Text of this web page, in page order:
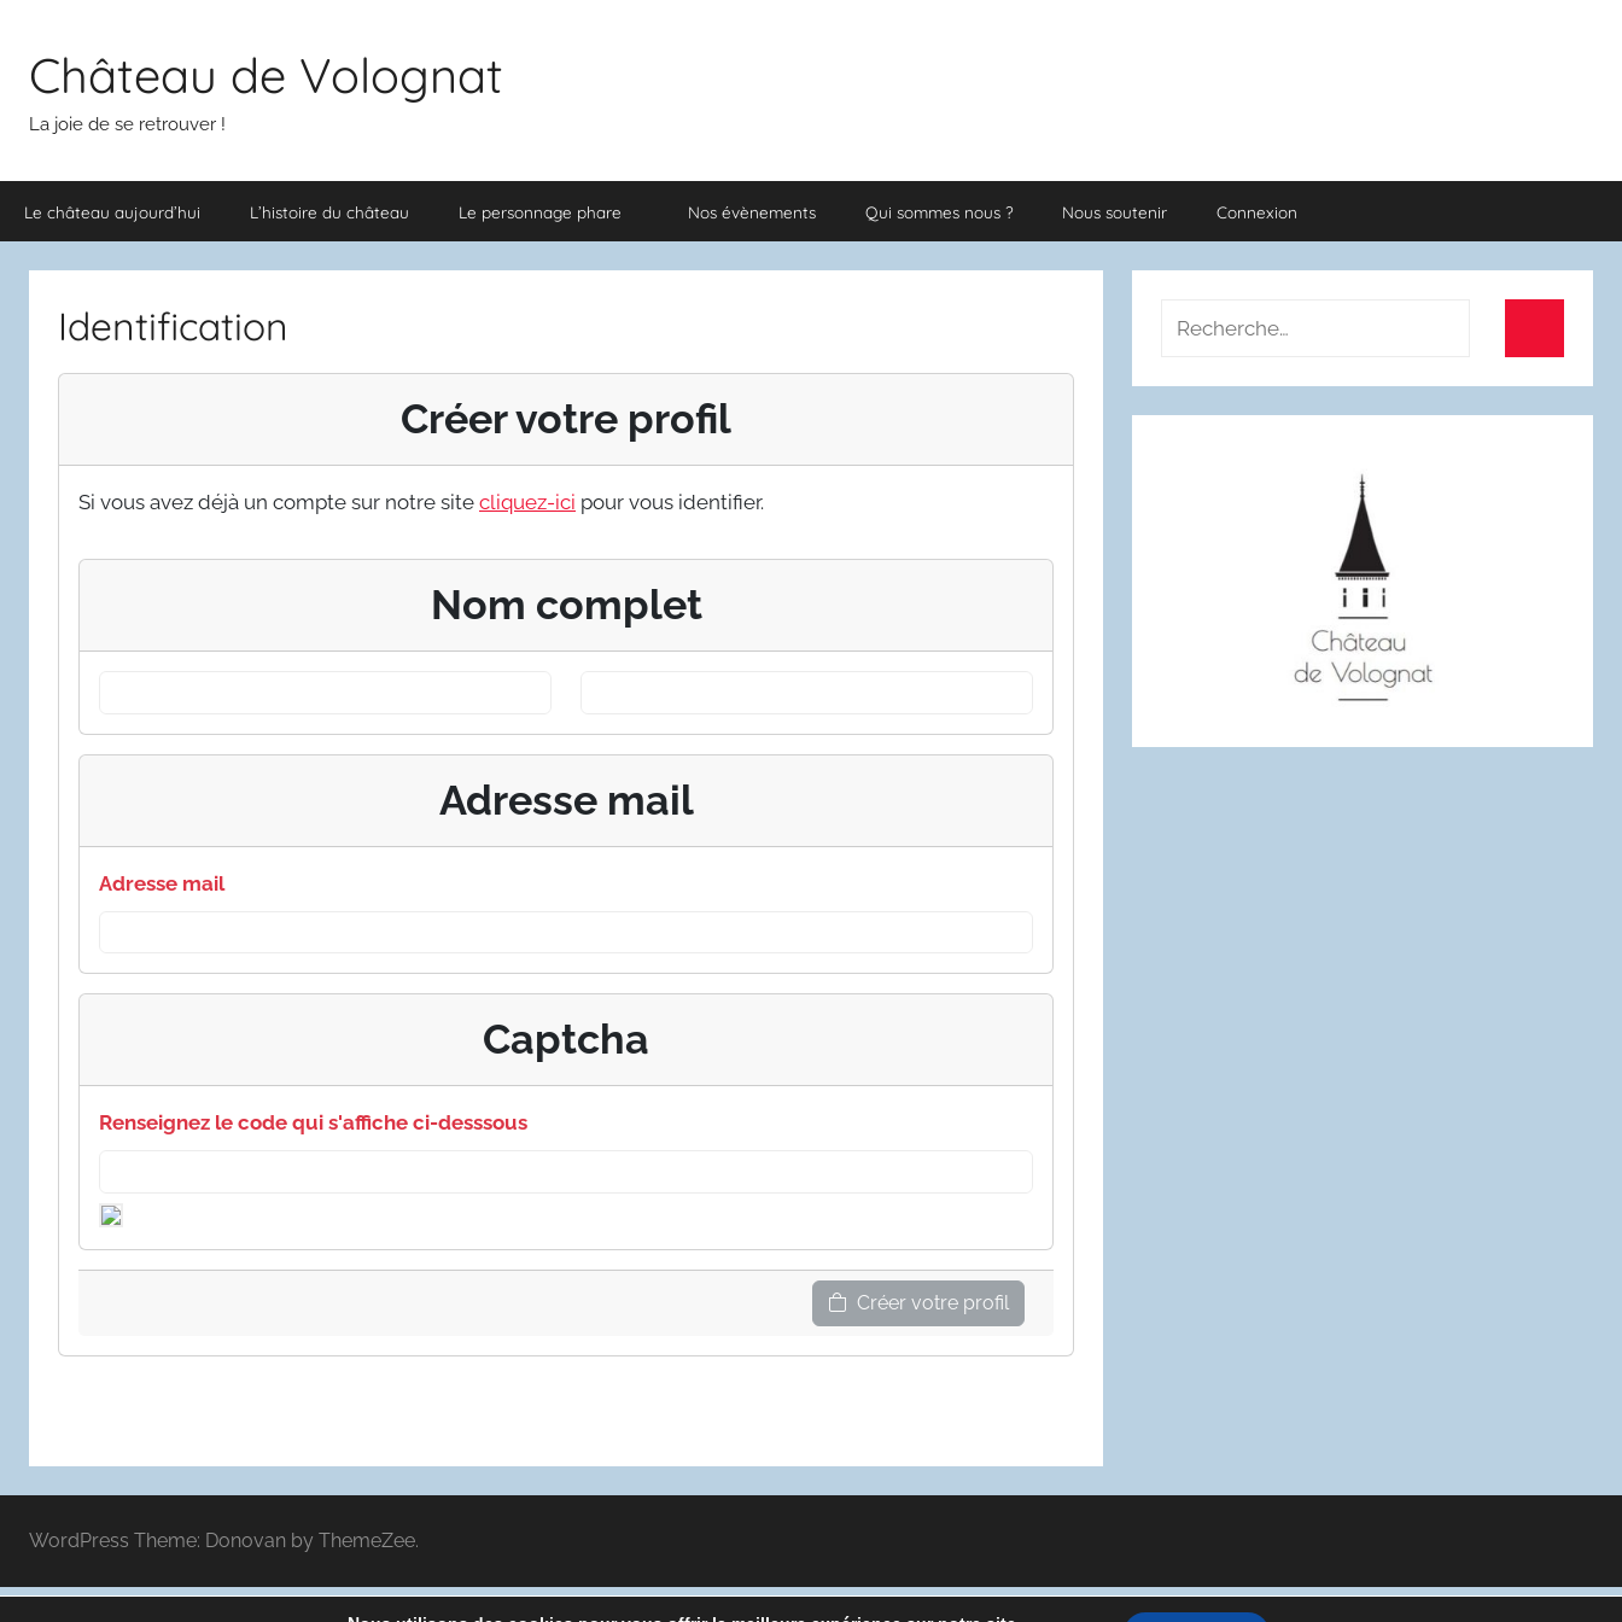
contenuChâteau de Volognat
La joie de se retrouver !
Le château aujourd’hui L’histoire du château Le personnage phare Nos évènements Qui sommes nous ? Nous soutenir Connexion
Identification
Créer votre profil
Si vous avez déjà un compte sur notre site cliquez-ici pour vous identifier.
Nom complet
Adresse mail
Adresse mail
Captcha
Renseignez le code qui s'affiche ci-desssous
Créer votre profil
Recherche
:
WordPress Theme: Donovan by ThemeZee.